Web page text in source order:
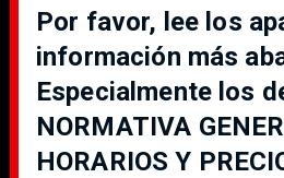
Por favor, lee los
información más
Especialmente los
NORMATIVA
HORARIOS Y